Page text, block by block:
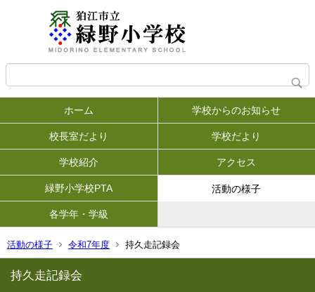
ホーム 学校からのお知らせ
校長室だより 学校だより
学校紹介 アクセス
緑野小学校PTA 活動の様子
各学年・学級
活動の様子 令和7年度 持久走記録会
持久走記録会